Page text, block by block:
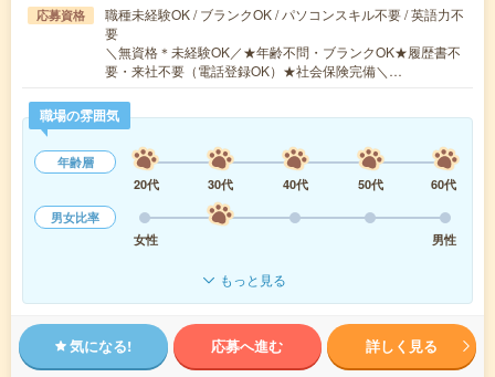
応募資格
職種未経験OK / ブランクOK / パソコンスキル不要 / 英語力不
要
＼無資格＊未経験OK／★年齢不問・ブランクOK★履歴書不
要・来社不要（電話登録OK）★社会保険完備＼…
職場の雰囲気
年齢層
20代
30代 40代 50代
60代
男女比率
女性
男性
もっと見る
気になる! 応募へ進む 詳しく見る